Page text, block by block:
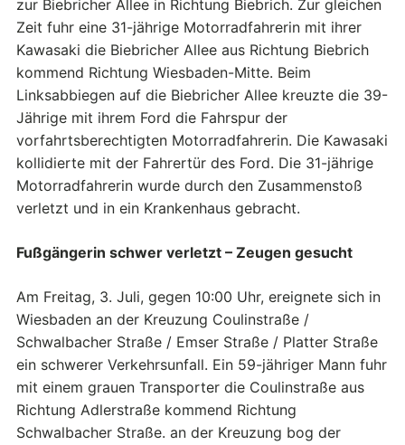
zur Biebricher Allee in Richtung Biebrich. Zur gleichen
Zeit fuhr eine 31-jährige Motorradfahrerin mit ihrer
Kawasaki die Biebricher Allee aus Richtung Biebrich
kommend Richtung Wiesbaden-Mitte. Beim
Linksabbiegen auf die Biebricher Allee kreuzte die 39-
Jährige mit ihrem Ford die Fahrspur der
vorfahrtsberechtigten Motorradfahrerin. Die Kawasaki
kollidierte mit der Fahrertür des Ford. Die 31-jährige
Motorradfahrerin wurde durch den Zusammenstoß
verletzt und in ein Krankenhaus gebracht.
Fußgängerin schwer verletzt – Zeugen gesucht
Am Freitag, 3. Juli, gegen 10:00 Uhr, ereignete sich in
Wiesbaden an der Kreuzung Coulinstraße /
Schwalbacher Straße / Emser Straße / Platter Straße
ein schwerer Verkehrsunfall. Ein 59-jähriger Mann fuhr
mit einem grauen Transporter die Coulinstraße aus
Richtung Adlerstraße kommend Richtung
Schwalbacher Straße. an der Kreuzung bog der